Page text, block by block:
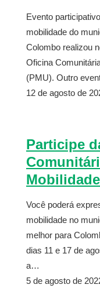
Evento
mobilidade do
Colombo realizou
Oficina
(PMU). Outro
12 de agosto de
Participe
Você poderá
mobilidade no
melhor para
dias 11 e 17 de
a…
5 de agosto de